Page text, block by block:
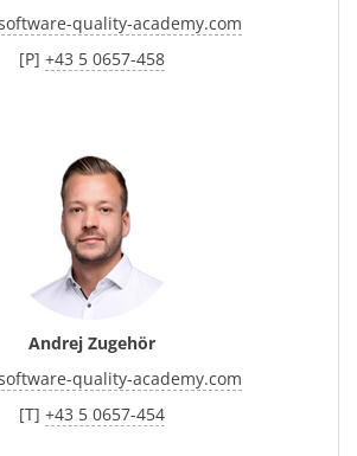
quality-academy.com
[P] +43 5 0657-458
Andrej Zugehör
quality-academy.com
[T] +43 5 0657-454